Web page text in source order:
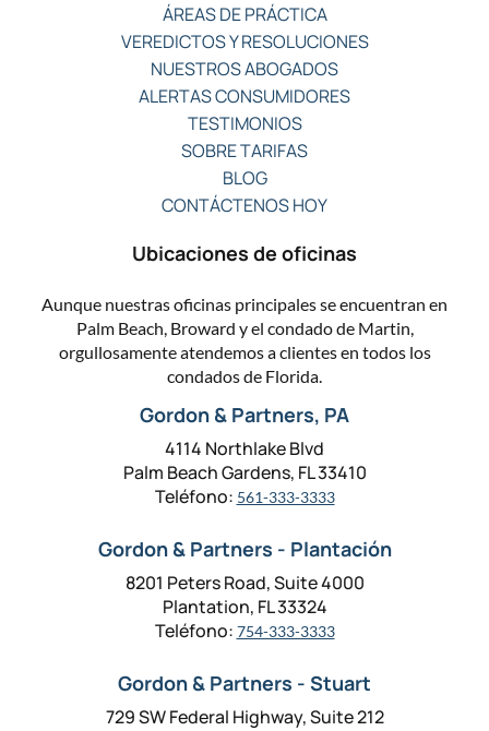
ÁREAS DE PRÁCTICA
VEREDICTOS Y RESOLUCIONES
NUESTROS ABOGADOS
ALERTAS CONSUMIDORES
TESTIMONIOS
SOBRE TARIFAS
BLOG
CONTÁCTENOS HOY
Ubicaciones de oficinas
Aunque nuestras oficinas principales se encuentran en
Palm Beach, Broward y el condado de Martin,
orgullosamente atendemos a clientes en todos los
condados de Florida.
Gordon & Partners, PA
4114 Northlake Blvd
Palm Beach Gardens, FL 33410
Teléfono: 561-333-3333
Gordon & Partners - Plantación
8201 Peters Road, Suite 4000
Plantation, FL 33324
Teléfono: 754-333-3333
Gordon & Partners - Stuart
729 SW Federal Highway, Suite 212